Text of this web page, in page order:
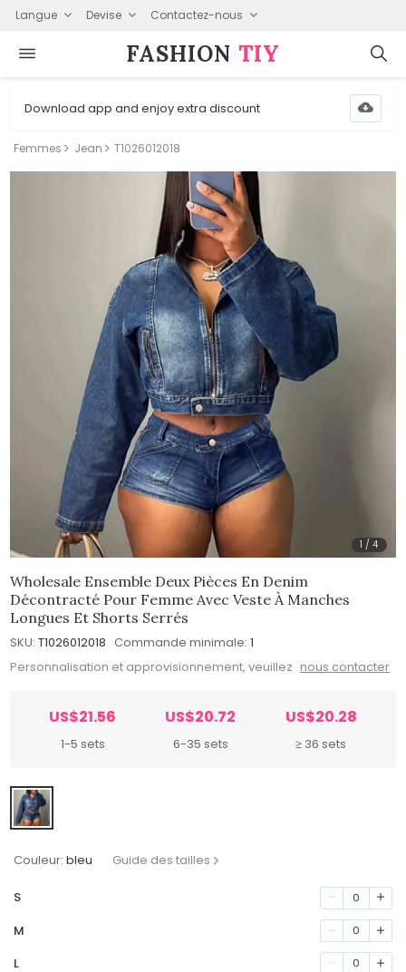
Langue Devise Contactez-nous
FASHION⁠ TIY
Download app and enjoy extra discount
Femmes Jean T1026012018
1 /4
Wholesale Ensemble Deux Pièces En Denim
Décontracté Pour Femme Avec Veste À Manches
Longues Et Shorts Serrés
SKU: T1026012018 Commande minimale: 1
Personnalisation et approvisionnement, veuillez nous contacter
US$21.56
1-5 sets
US$20.72
6-35 sets
US$20.28
≥ 36 sets
Couleur: bleu Guide des tailles
S 0
M 0
L 0